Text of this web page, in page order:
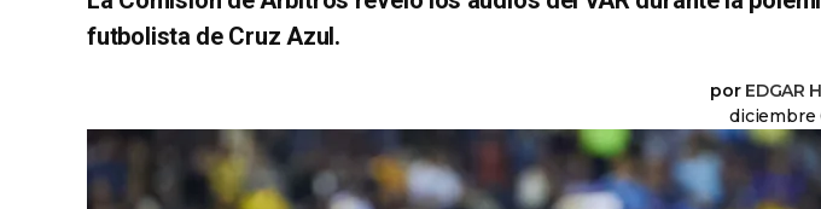
futbolista de Cruz Azul.
por EDGAR
diciembre